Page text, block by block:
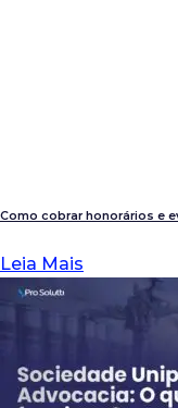
Como cobrar honorários e
Leia Mais